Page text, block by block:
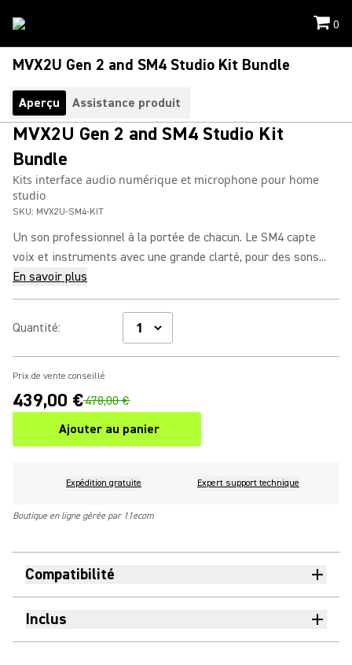
0
MVX2U Gen 2 and SM4 Studio Kit Bundle
Aperçu Assistance produit
MVX2U Gen 2 and SM4 Studio Kit
Bundle
Kits interface audio numérique et microphone pour home
studio
SKU: MVX2U-SM4-KIT
Un son professionnel à la portée de chacun. Le SM4 capte
voix et instruments avec une grande clarté, pour des sons...
En savoir plus
Quantité:
Prix de vente conseillé
439,00 €478,00 €
Ajouter au panier
Expédition gratuite Expert support technique
Boutique en ligne gérée par 11ecom
Compatibilité
Inclus